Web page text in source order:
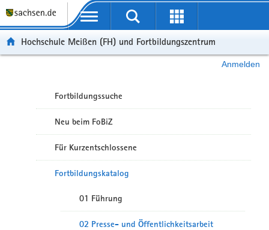
Portalübergreifende Navigation
Hochschule Meißen (FH) und Fortbildungszentrum
Anmelden
Fortbildungssuche
Neu beim FoBiZ
Für Kurzentschlossene
Fortbildungskatalog
01 Führung
02 Presse- und Öffentlichkeitsarbeit